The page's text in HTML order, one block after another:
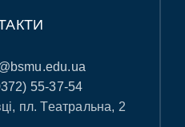
55-37-54
пл. Театральна, 2